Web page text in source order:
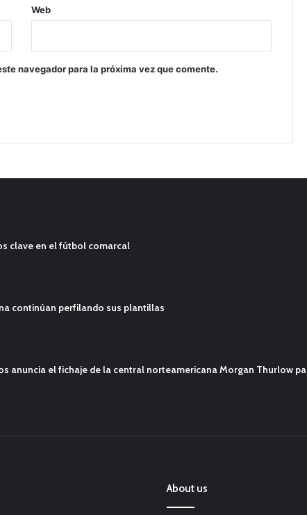
Web
navegador para la próxima vez que comente.
clave en el fútbol comarcal
continúan perfilando sus plantillas
anuncia el fichaje de la central norteamericana Morgan Thurlow
About us